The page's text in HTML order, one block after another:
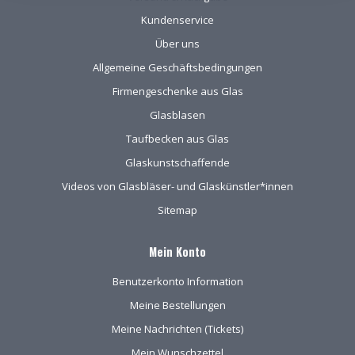
kwetsbare glas is
Kundenservice
Über uns
Allgemeine Geschäftsbedingungen
Firmengeschenke aus Glas
Glasblasen
Taufbecken aus Glas
Glaskunstschaffende
Videos von Glasbläser- und Glaskünstler*innen
Sitemap
Mein Konto
Benutzerkonto Information
Meine Bestellungen
Meine Nachrichten (Tickets)